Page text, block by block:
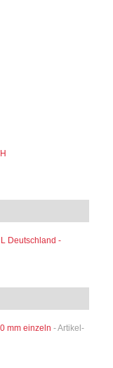
Deutschland -
mm einzeln - Artikel-